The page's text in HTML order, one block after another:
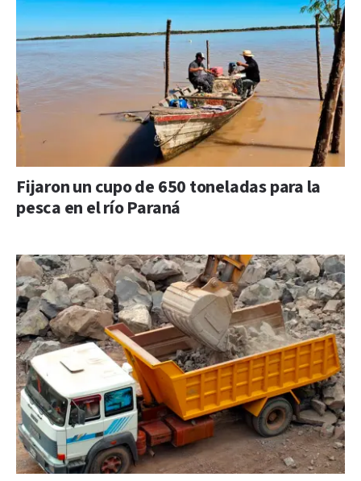
Fijaron un cupo de 650 toneladas para la
pesca en el río Paraná